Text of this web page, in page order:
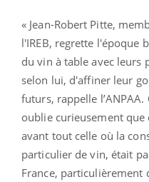
« Jean-Robert Pitte,
l'IREB, regrette l'époque
du vin à table avec leurs
selon lui, d'affiner leur
futurs, rappelle
oublie curieusement
avant tout celle où la
particulier de vin, était
France, particulièrement